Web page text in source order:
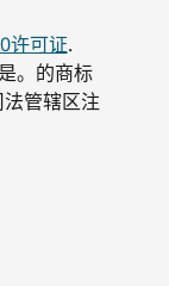
许可证.
。的商标
管辖区注